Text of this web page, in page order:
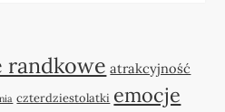
randkowe atrakcyjność
czterdziestolatki emocje